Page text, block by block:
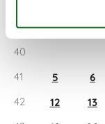
Mo
Di
40
41
5 6
42
12 13